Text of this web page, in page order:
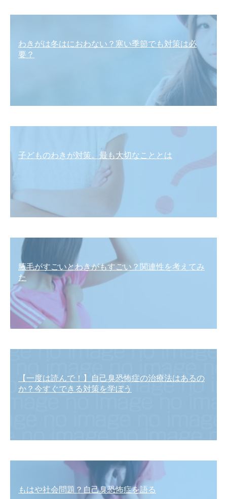
わきがは冬はにおわない？寒い季節でも対策は必
要？
子どものわきが対策。最も大切なこととは
腋毛がすごいとわきがもすごい？関連性を考えてみ
た
【一度は読んで！】自己臭恐怖症の治療法はあるの
か？今すぐできる対策を学ぼう
もはや社会問題？自己臭恐怖症を語る